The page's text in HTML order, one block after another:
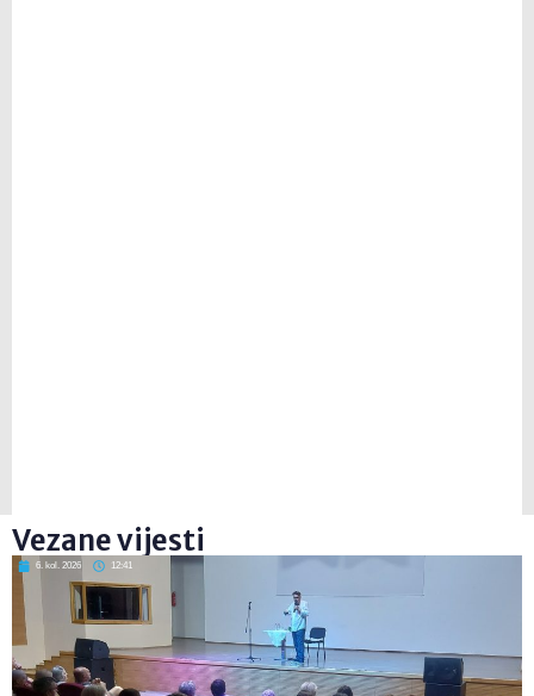
Vezane vijesti
6. kol. 2026 12:41